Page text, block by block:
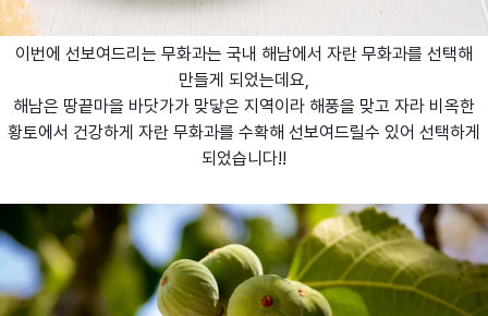
이번에 선보여드리는 무화과는 국내 해남에서 자란 무화과를 선택해
만들게 되었는데요,
해남은 땅끝마을 바닷가가 맞닿은 지역이라 해풍을 맞고 자라 비옥한
황토에서 건강하게 자란 무화과를 수확해 선보여드릴수 있어 선택하게
되었습니다!!